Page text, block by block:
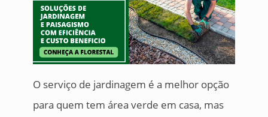
O serviço de jardinagem é a melhor opção
para quem tem área verde em casa, mas